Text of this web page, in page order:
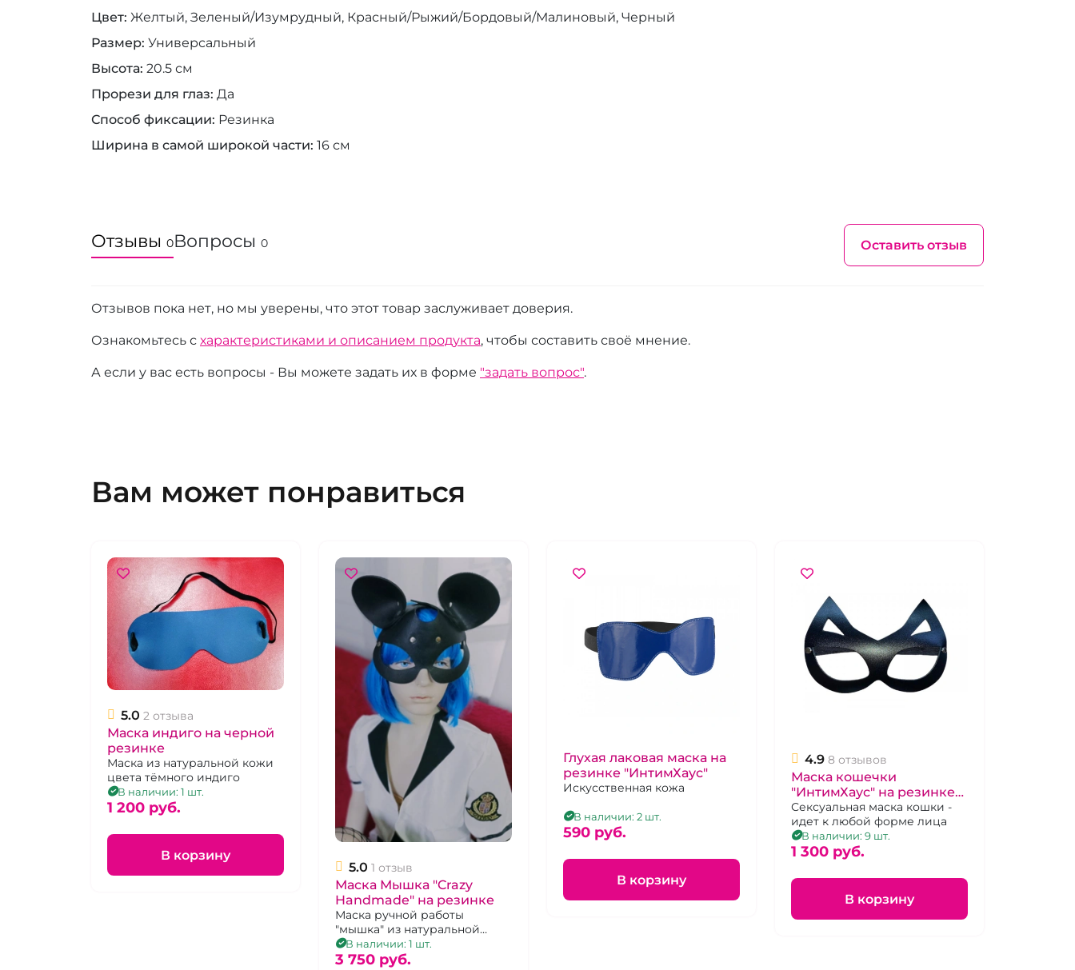
Цвет Желтый, Зеленый/Изумрудный, Красный/Рыжий/Бордовый/Малиновый, Черный
Размер Универсальный
Высота 20.5 см
Прорези для глаз Да
Способ фиксации Резинка
Ширина в самой широкой части 16 см
Отзывы 0Вопросы 0 Оставить отзыв
Отзывов пока нет, но мы уверены, что этот товар заслуживает доверия.
Ознакомьтесь с характеристиками и описанием продукта, чтобы составить своё мнение.
А если у вас есть вопросы - Вы можете задать их в форме "задать вопрос".
Вам может понравиться
5.0 2 отзыва
Маска индиго на черной
резинке
Маска из натуральной кожи
цвета тёмного индиго
В наличии: 1 шт.
1 200 pуб.
В корзину
5.0 1 отзыв
Маска Мышка "Crazy
Handmade" на резинке
Маска ручной работы
"мышка" из натуральной
кожи черного цвета на
резинке
В наличии: 1 шт.
3 750 pуб.
Глухая лаковая маска на
резинке "ИнтимХаус"
Искусственная кожа
В наличии: 2 шт.
590 pуб.
В корзину
4.9 8 отзывов
Маска кошечки
"ИнтимХаус" на резинке
черная
Сексуальная маска кошки -
идет к любой форме лица
В наличии: 9 шт.
1 300 pуб.
В корзину